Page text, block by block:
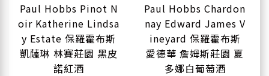
Paul Hobbs Pinot N
oir Katherine Lindsa
y Estate 保羅霍布斯
凱薩琳 林賽莊園 黑皮
諾紅酒
Paul Hobbs Chardon
nay Edward James V
ineyard 保羅霍布斯
愛德華 詹姆斯莊園 夏
多娜白葡萄酒